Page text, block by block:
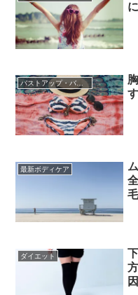
バストアップ・バストトップ
最新ボディケア
ダイエット